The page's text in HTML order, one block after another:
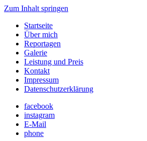
Zum Inhalt springen
Startseite
Über mich
Reportagen
Galerie
Leistung und Preis
Kontakt
Impressum
Datenschutzerklärung
facebook
instagram
E-Mail
phone